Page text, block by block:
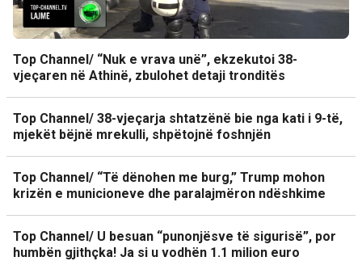
Top Channel/ “Nuk e vrava unë”, ekzekutoi 38-
vjeçaren në Athinë, zbulohet detaji tronditës
Top Channel/ 38-vjeçarja shtatzënë bie nga kati i 9-të,
mjekët bëjnë mrekulli, shpëtojnë foshnjën
Top Channel/ “Të dënohen me burg,” Trump mohon
krizën e municioneve dhe paralajmëron ndëshkime
Top Channel/ U besuan “punonjësve të sigurisë”, por
humbën gjithçka! Ja si u vodhën 1.1 milion euro